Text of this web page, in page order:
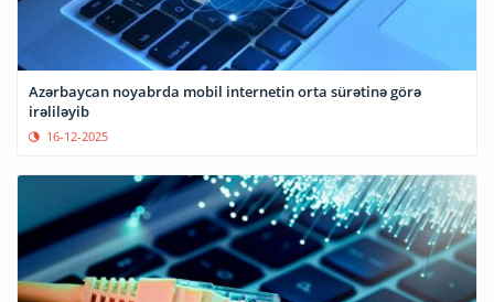
Azərbaycan noyabrda mobil internetin orta sürətinə görə
irəliləyib
16-12-2025